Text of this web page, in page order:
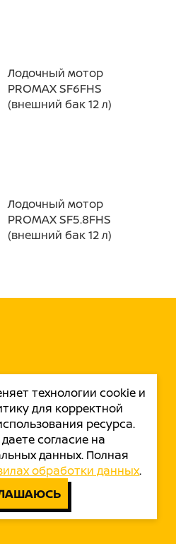
Лодочный мотор
PROMAX SF6FHS
(внешний бак 12 л)
Лодочный мотор
PROMAX SF5.8FHS
(внешний бак 12 л)
нам заявку или
связывается с вами
по ценам и срокам
технологии cookie и
для корректной
ресурса.
согласие на
данных. Полная
обработки данных.